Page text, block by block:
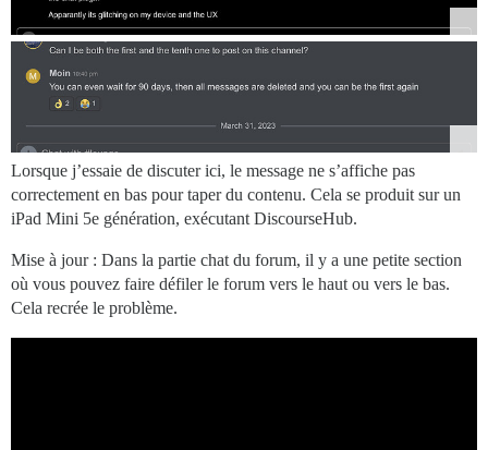
Lorsque j’essaie de discuter ici, le message ne s’affiche pas
correctement en bas pour taper du contenu. Cela se produit sur un
iPad Mini 5e génération, exécutant DiscourseHub.
Mise à jour : Dans la partie chat du forum, il y a une petite section
où vous pouvez faire défiler le forum vers le haut ou vers le bas.
Cela recrée le problème.